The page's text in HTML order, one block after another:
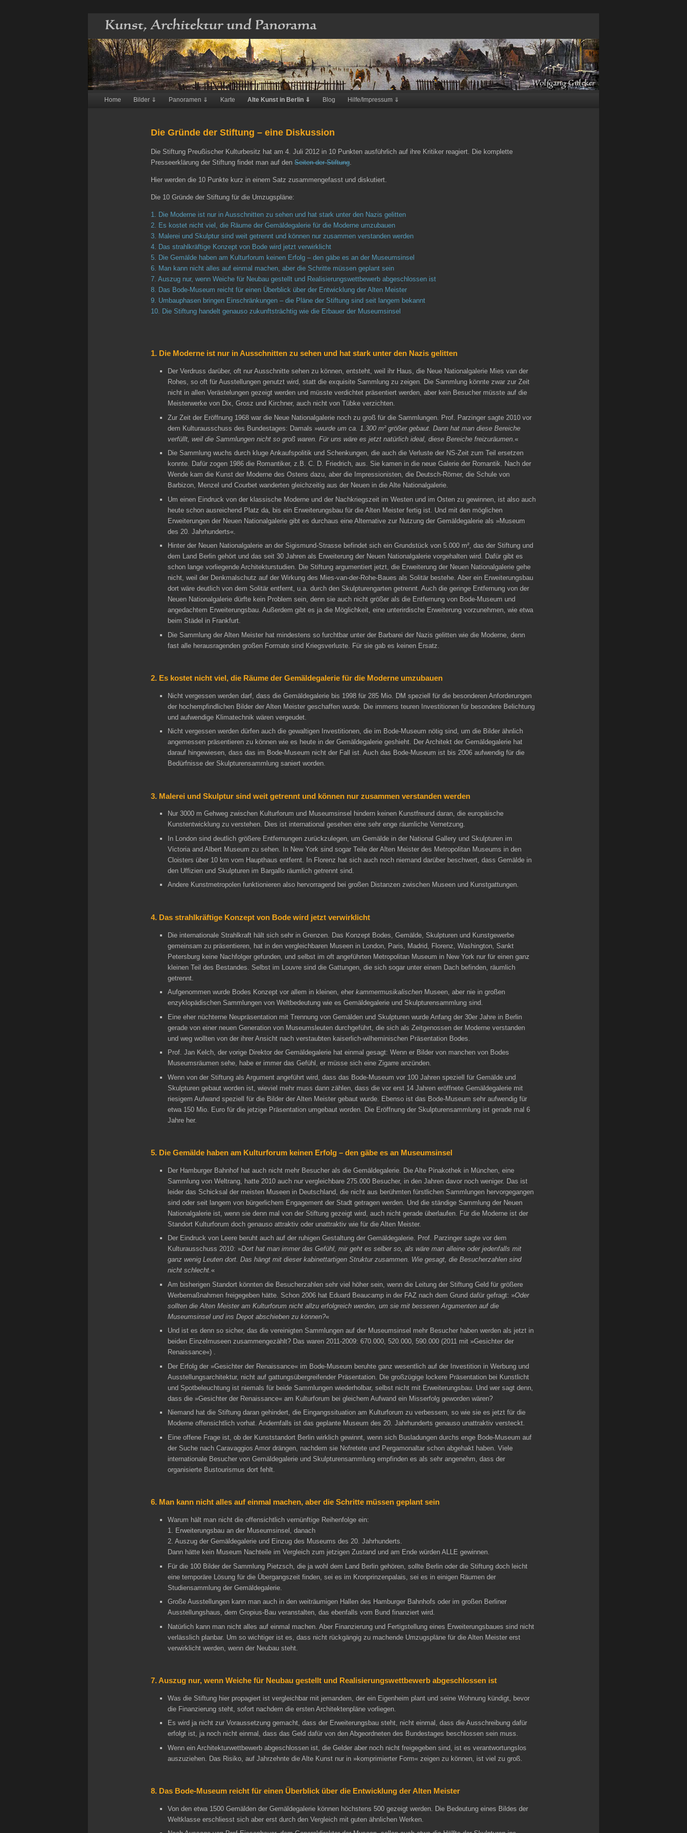
Hauptmenü
Zum
Home Bilder ⇓ Panoramen ⇓ Karte Alte Kunst in Berlin ⇓ Blog Hilfe/Impressum ⇓
Die Gründe der Stiftung – eine Diskussion
Die Stiftung Preußischer Kulturbesitz hat am 4. Juli 2012 in 10 Punkten ausführlich auf ihre Kritiker reagiert. Die komplette
Presseerklärung der Stiftung findet man auf denSeiten der Stiftung
Hier werden die 10 Punkte kurz in einem Satz zusammengefasst und diskutiert.
Die 10 Gründe der Stiftung für die Umzugspläne:
1. Die Moderne ist nur in Ausschnitten zu sehen und hat stark unter den Nazis gelitten
2. Es kostet nicht viel, die Räume der Gemäldegalerie für die Moderne umzubauen
3. Malerei und Skulptur sind weit getrennt und können nur zusammen verstanden werden
4. Das strahlkräftige Konzept von Bode wird jetzt verwirklicht
5. Die Gemälde haben am Kulturforum keinen Erfolg – den gäbe es an der Museumsinsel
6. Man kann nicht alles auf einmal machen, aber die Schritte müssen geplant sein
7. Auszug nur, wenn Weiche für Neubau gestellt und Realisierungswettbewerb abgeschlossen ist
8. Das Bode-Museum reicht für einen Überblick über der Entwicklung der Alten Meister
9. Umbauphasen bringen Einschränkungen – die Pläne der Stiftung sind seit langem bekannt
10. Die Stiftung handelt genauso zukunftsträchtig wie die Erbauer der Museumsinsel
1. Die Moderne ist nur in Ausschnitten zu sehen und hat stark unter den Nazis gelitten
Der Verdruss darüber, oft nur Ausschnitte sehen zu können, entsteht, weil ihr Haus, die Neue Nationalgalerie Mies van der
Rohes, so oft für Ausstellungen genutzt wird, statt die exquisite Sammlung zu zeigen. Die Sammlung könnte zwar zur Zeit
nicht in allen Verästelungen gezeigt werden und müsste verdichtet präsentiert werden, aber kein Besucher müsste auf die
Meisterwerke von Dix, Grosz und Kirchner, auch nicht von Tübke verzichten.
Zur Zeit der Eröffnung 1968 war die Neue Nationalgalerie noch zu groß für die Sammlungen. Prof. Parzinger sagte 2010 vor
dem Kulturausschuss des Bundestages: Damals »wurde um ca. 1.300 m² größer gebaut. Dann hat man diese Bereiche
verfüllt, weil die Sammlungen nicht so groß waren. Für uns wäre es jetzt natürlich ideal, diese Bereiche freizuräumen.«
Die Sammlung wuchs durch kluge Ankaufspolitik und Schenkungen, die auch die Verluste der NS-Zeit zum Teil ersetzen
konnte. Dafür zogen 1986 die Romantiker, z.B. C. D. Friedrich, aus. Sie kamen in die neue Galerie der Romantik. Nach der
Wende kam die Kunst der Moderne des Ostens dazu, aber die Impressionisten, die Deutsch-Römer, die Schule von
Barbizon, Menzel und Courbet wanderten gleichzeitig aus der Neuen in die Alte Nationalgalerie.
Um einen Eindruck von der klassische Moderne und der Nachkriegszeit im Westen und im Osten zu gewinnen, ist also auch
heute schon ausreichend Platz da, bis ein Erweiterungsbau für die Alten Meister fertig ist. Und mit den möglichen
Erweiterungen der Neuen Nationalgalerie gibt es durchaus eine Alternative zur Nutzung der Gemäldegalerie als »Museum
des 20. Jahrhunderts«.
Hinter der Neuen Nationalgalerie an der Sigismund-Strasse befindet sich ein Grundstück von 5.000 m², das der Stiftung und
dem Land Berlin gehört und das seit 30 Jahren als Erweiterung der Neuen Nationalgalerie vorgehalten wird. Dafür gibt es
schon lange vorliegende Architekturstudien. Die Stiftung argumentiert jetzt, die Erweiterung der Neuen Nationalgalerie gehe
nicht, weil der Denkmalschutz auf der Wirkung des Mies-van-der-Rohe-Baues als Solitär bestehe. Aber ein Erweiterungsbau
dort wäre deutlich von dem Solitär entfernt, u.a. durch den Skulpturengarten getrennt. Auch die geringe Entfernung von der
Neuen Nationalgalerie dürfte kein Problem sein, denn sie auch nicht größer als die Entfernung von Bode-Museum und
angedachtem Erweiterungsbau. Außerdem gibt es ja die Möglichkeit, eine unterirdische Erweiterung vorzunehmen, wie etwa
beim Städel in Frankfurt.
Die Sammlung der Alten Meister hat mindestens so furchtbar unter der Barbarei der Nazis gelitten wie die Moderne, denn
fast alle herausragenden großen Formate sind Kriegsverluste. Für sie gab es keinen Ersatz.
2. Es kostet nicht viel, die Räume der Gemäldegalerie für die Moderne umzubauen
Nicht vergessen werden darf, dass die Gemäldegalerie bis 1998 für 285 Mio. DM speziell für die besonderen Anforderungen
der hochempfindlichen Bilder der Alten Meister geschaffen wurde. Die immens teuren Investitionen für besondere Belichtung
und aufwendige Klimatechnik wären vergeudet.
Nicht vergessen werden dürfen auch die gewaltigen Investitionen, die im Bode-Museum nötig sind, um die Bilder ähnlich
angemessen präsentieren zu können wie es heute in der Gemäldegalerie geshieht. Der Architekt der Gemäldegalerie hat
darauf hingewiesen, dass das im Bode-Museum nicht der Fall ist. Auch das Bode-Museum ist bis 2006 aufwendig für die
Bedürfnisse der Skulpturensammlung saniert worden.
3. Malerei und Skulptur sind weit getrennt und können nur zusammen verstanden werden
Nur 3000 m Gehweg zwischen Kulturforum und Museumsinsel hindern keinen Kunstfreund daran, die europäische
Kunstentwicklung zu verstehen. Dies ist international gesehen eine sehr enge räumliche Vernetzung.
In London sind deutlich größere Entfernungen zurückzulegen, um Gemälde in der National Gallery und Skulpturen im
Victoria and Albert Museum zu sehen. In New York sind sogar Teile der Alten Meister des Metropolitan Museums in den
Cloisters über 10 km vom Haupthaus entfernt. In Florenz hat sich auch noch niemand darüber beschwert, dass Gemälde in
den Uffizien und Skulpturen im Bargallo räumlich getrennt sind.
Andere Kunstmetropolen funktionieren also hervorragend bei großen Distanzen zwischen Museen und Kunstgattungen.
4. Das strahlkräftige Konzept von Bode wird jetzt verwirklicht
Die internationale Strahlkraft hält sich sehr in Grenzen. Das Konzept Bodes, Gemälde, Skulpturen und Kunstgewerbe
gemeinsam zu präsentieren, hat in den vergleichbaren Museen in London, Paris, Madrid, Florenz, Washington, Sankt
Petersburg keine Nachfolger gefunden, und selbst im oft angeführten Metropolitan Museum in New York nur für einen ganz
kleinen Teil des Bestandes. Selbst im Louvre sind die Gattungen, die sich sogar unter einem Dach befinden, räumlich
getrennt.
Aufgenommen wurde Bodes Konzept vor allem in kleinen, eher kammermusikalischenMuseen, aber nie in großen
enzyklopädischen Sammlungen von Weltbedeutung wie es Gemäldegalerie und Skulpturensammlung sind.
Eine eher nüchterne Neupräsentation mit Trennung von Gemälden und Skulpturen wurde Anfang der 30er Jahre in Berlin
gerade von einer neuen Generation von Museumsleuten durchgeführt, die sich als Zeitgenossen der Moderne verstanden
und weg wollten von der ihrer Ansicht nach verstaubten kaiserlich-wilheminischen Präsentation Bodes.
Prof. Jan Kelch, der vorige Direktor der Gemäldegalerie hat einmal gesagt: Wenn er Bilder von manchen von Bodes
Museumsräumen sehe, habe er immer das Gefühl, er müsse sich eine Zigarre anzünden.
Wenn von der Stiftung als Argument angeführt wird, dass das Bode-Museum vor 100 Jahren speziell für Gemälde und
Skulpturen gebaut worden ist, wieviel mehr muss dann zählen, dass die vor erst 14 Jahren eröffnete Gemäldegalerie mit
riesigem Aufwand speziell für die Bilder der Alten Meister gebaut wurde. Ebenso ist das Bode-Museum sehr aufwendig für
etwa 150 Mio. Euro für die jetzige Präsentation umgebaut worden. Die Eröffnung der Skulpturensammlung ist gerade mal 6
Jahre her.
5. Die Gemälde haben am Kulturforum keinen Erfolg – den gäbe es an Museumsinsel
Der Hamburger Bahnhof hat auch nicht mehr Besucher als die Gemäldegalerie. Die Alte Pinakothek in München, eine
Sammlung von Weltrang, hatte 2010 auch nur vergleichbare 275.000 Besucher, in den Jahren davor noch weniger. Das ist
leider das Schicksal der meisten Museen in Deutschland, die nicht aus berühmten fürstlichen Sammlungen hervorgegangen
sind oder seit langem von bürgerlichem Engagement der Stadt getragen werden. Und die ständige Sammlung der Neuen
Nationalgalerie ist, wenn sie denn mal von der Stiftung gezeigt wird, auch nicht gerade überlaufen. Für die Moderne ist der
Standort Kulturforum doch genauso attraktiv oder unattraktiv wie für die Alten Meister.
Der Eindruck von Leere beruht auch auf der ruhigen Gestaltung der Gemäldegalerie. Prof. Parzinger sagte vor dem
Kulturausschuss 2010: »Dort hat man immer das Gefühl, mir geht es selber so, als wäre man alleine oder jedenfalls mit
ganz wenig Leuten dort. Das hängt mit dieser kabinettartigen Struktur zusammen. Wie gesagt, die Besucherzahlen sind
nicht schlecht.«
Am bisherigen Standort könnten die Besucherzahlen sehr viel höher sein, wenn die Leitung der Stiftung Geld für größere
Werbemaßnahmen freigegeben hätte. Schon 2006 hat Eduard Beaucamp in der FAZ nach dem Grund dafür gefragt: »Oder
sollten die Alten Meister am Kulturforum nicht allzu erfolgreich werden, um sie mit besseren Argumenten auf die
Museumsinsel und ins Depot abschieben zu können?«
Und ist es denn so sicher, das die vereinigten Sammlungen auf der Museumsinsel mehr Besucher haben werden als jetzt in
beiden Einzelmuseen zusammengezählt? Das waren 2011-2009: 670.000, 520.000, 590.000 (2011 mit »Gesichter der
Renaissance«) .
Der Erfolg der »Gesichter der Renaissance« im Bode-Museum beruhte ganz wesentlich auf der Investition in Werbung und
Ausstellungsarchitektur, nicht auf gattungsübergreifender Präsentation. Die großzügige lockere Präsentation bei Kunstlicht
und Spotbeleuchtung ist niemals für beide Sammlungen wiederholbar, selbst nicht mit Erweiterungsbau. Und wer sagt denn,
dass die »Gesichter der Renaissance« am Kulturforum bei gleichem Aufwand ein Misserfolg geworden wären?
Niemand hat die Stiftung daran gehindert, die Eingangssituation am Kulturforum zu verbessern, so wie sie es jetzt für die
Moderne offensichtlich vorhat. Andernfalls ist das geplante Museum des 20. Jahrhunderts genauso unattraktiv versteckt.
Eine offene Frage ist, ob der Kunststandort Berlin wirklich gewinnt, wenn sich Busladungen durchs enge Bode-Museum auf
der Suche nach Caravaggios Amor drängen, nachdem sie Nofretete und Pergamonaltar schon abgehakt haben. Viele
internationale Besucher von Gemäldegalerie und Skulpturensammlung empfinden es als sehr angenehm, dass der
organisierte Bustourismus dort fehlt.
6. Man kann nicht alles auf einmal machen, aber die Schritte müssen geplant sein
Warum hält man nicht die offensichtlich vernünftige Reihenfolge ein:
1. Erweiterungsbau an der Museumsinsel, danach
2. Auszug der Gemäldegalerie und Einzug des Museums des 20. Jahrhunderts.
Dann hätte kein Museum Nachteile im Vergleich zum jetzigen Zustand und am Ende würden ALLE gewinnen.
Für die 100 Bilder der Sammlung Pietzsch, die ja wohl dem Land Berlin gehören, sollte Berlin oder die Stiftung doch leicht
eine temporäre Lösung für die Übergangszeit finden, sei es im Kronprinzenpalais, sei es in einigen Räumen der
Studiensammlung der Gemäldegalerie.
Große Ausstellungen kann man auch in den weiträumigen Hallen des Hamburger Bahnhofs oder im großen Berliner
Ausstellungshaus, dem Gropius-Bau veranstalten, das ebenfalls vom Bund finanziert wird.
Natürlich kann man nicht alles auf einmal machen. Aber Finanzierung und Fertigstellung eines Erweiterungsbaues sind nicht
verlässlich planbar. Um so wichtiger ist es, dass nicht rückgängig zu machende Umzugspläne für die Alten Meister erst
verwirklicht werden, wenn der Neubau steht.
7. Auszug nur, wenn Weiche für Neubau gestellt und Realisierungswettbewerb abgeschlossen ist
Was die Stiftung hier propagiert ist vergleichbar mit jemandem, der ein Eigenheim plant und seine Wohnung kündigt, bevor
die Finanzierung steht, sofort nachdem die ersten Architektenpläne vorliegen.
Es wird ja nicht zur Voraussetzung gemacht, dass der Erweiterungsbau steht, nicht einmal, dass die Ausschreibung dafür
erfolgt ist, ja noch nicht einmal, dass das Geld dafür von den Abgeordneten des Bundestages beschlossen sein muss.
Wenn ein Architekturwettbewerb abgeschlossen ist, die Gelder aber noch nicht freigegeben sind, ist es verantwortungslos
auszuziehen. Das Risiko, auf Jahrzehnte die Alte Kunst nur in »komprimierter Form« zeigen zu können, ist viel zu groß.
8. Das Bode-Museum reicht für einen Überblick über die Entwicklung der Alten Meister
Von den etwa 1500 Gemälden der Gemäldegalerie können höchstens 500 gezeigt werden. Die Bedeutung eines Bildes der
Weltklasse erschliesst sich aber erst durch den Vergleich mit guten ähnlichen Werken.